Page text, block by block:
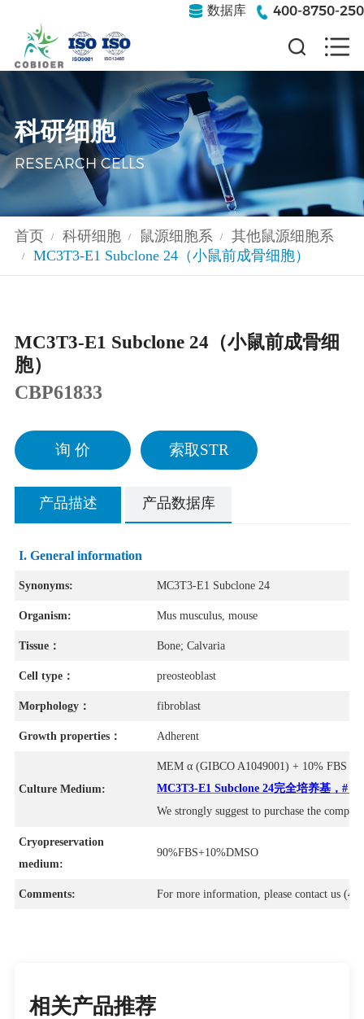
数据库 400-8750-250
科研细胞
RESEARCH CELLS
首页 / 科研细胞 / 鼠源细胞系 / 其他鼠源细胞系
/ MC3T3-E1 Subclone 24（小鼠前成骨细胞）
MC3T3-E1 Subclone 24（小鼠前成骨细
胞）
CBP61833
询 价 索取STR
产品描述 产品数据库
I. General information
Synonyms: MC3T3-E1 Subclone 24
Organism: Mus musculus, mouse
Tissue： Bone; Calvaria
Cell type： preosteoblast
Morphology： fibroblast
Growth properties： Adherent
Culture Medium:
MEM α (GIBCO A1049001) + 10% FBS
MC3T3-E1 Subclone 24完全培养基，#
We strongly suggest to purchase the
Cryopreservation
medium:
90%FBS+10%DMSO
Comments: For more information, please contact us
相关产品推荐